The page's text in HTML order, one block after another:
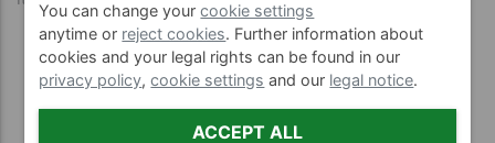
You can change yourcookie settings
anytime or reject cookies. Further information about
cookies and your legal rights can be found in our
privacy policy,cookie settings and our legal notice.
ACCEPT ALL